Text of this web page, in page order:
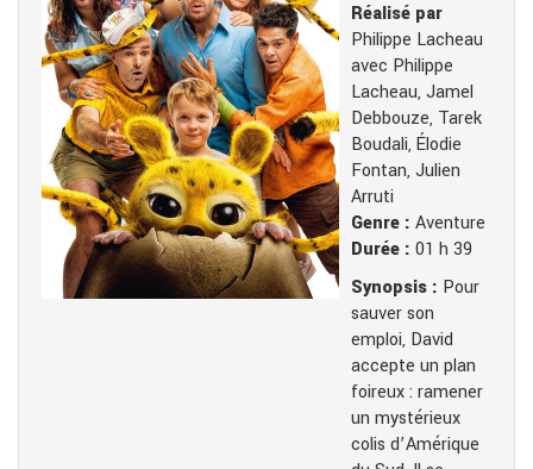
Réalisé par
Philippe Lacheau
avec Philippe
Lacheau, Jamel
Debbouze, Tarek
Boudali, Élodie
Fontan, Julien
Arruti
Genre : Aventure
Durée : 01 h 39
Synopsis : Pour
sauver son
emploi, David
accepte un plan
foireux : ramener
un mystérieux
colis d’Amérique